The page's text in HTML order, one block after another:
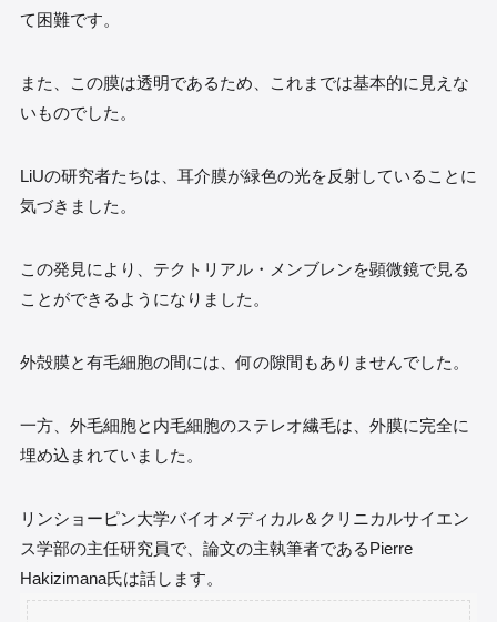
て困難です。
また、この膜は透明であるため、これまでは基本的に見えな
いものでした。
LiUの研究者たちは、耳介膜が緑色の光を反射していることに
気づきました。
この発見により、テクトリアル・メンブレンを顕微鏡で見る
ことができるようになりました。
外殻膜と有毛細胞の間には、何の隙間もありませんでした。
一方、外毛細胞と内毛細胞のステレオ繊毛は、外膜に完全に
埋め込まれていました。
リンショーピン大学バイオメディカル＆クリニカルサイエン
ス学部の主任研究員で、論文の主執筆者であるPierre
Hakizimana氏は話します。